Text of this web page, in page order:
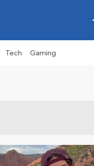
Tech Gaming